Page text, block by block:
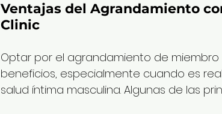
Ventajas del Agrandamiento
Clinic
Optar por el agrandamiento de
beneficios, especialmente cuando es
salud íntima masculina. Algunas de las